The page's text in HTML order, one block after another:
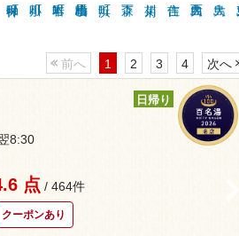
前へ 1 2 3 4 次へ
日帰り
8:30
点 / 464件
クーポンあり